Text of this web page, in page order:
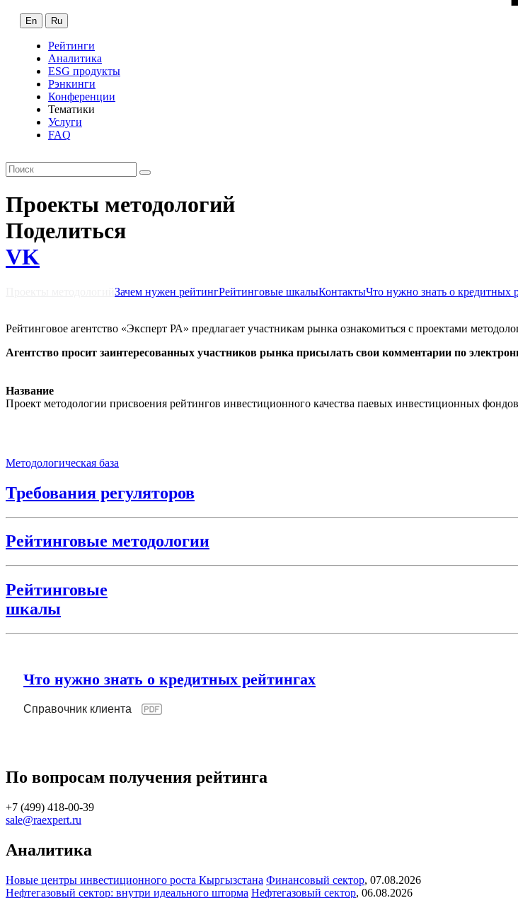
En Ru
Рейтинги
Аналитика
ESG продукты
Рэнкинги
Конференции
Тематики
Услуги
FAQ
Проекты методологий
Поделиться
VK
Зачем нужен рейтингРейтинговые шкалыКонтактыЧто нужно знать о кредитных
Рейтинговое агентство «Эксперт РА» предлагает участникам рынка ознакомиться с проектами
Агентство просит заинтересованных участников рынка присылать свои комментарии по
Название
Проект методологии присвоения рейтингов инвестиционного качества паевых инвестиционных
Методологическая база
Требования регуляторов
Рейтинговые методологии
Рейтинговые
шкалы
Что нужно знать о кредитных рейтингах
Справочник клиента
По вопросам получения рейтинга
+7 (499) 418-00-39
sale@raexpert.ru
Аналитика
Новые центры инвестиционного роста Кыргызстана Финансовый сектор, 07.08.2026
Нефтегазовый сектор: внутри идеального шторма Нефтегазовый сектор, 06.08.2026